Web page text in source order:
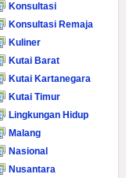
Konsultasi
Konsultasi Remaja
Kuliner
Kutai Barat
Kutai Kartanegara
Kutai Timur
Lingkungan Hidup
Malang
Nasional
Nusantara